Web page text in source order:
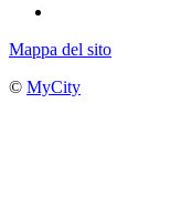
Mappa del sito
© MyCity